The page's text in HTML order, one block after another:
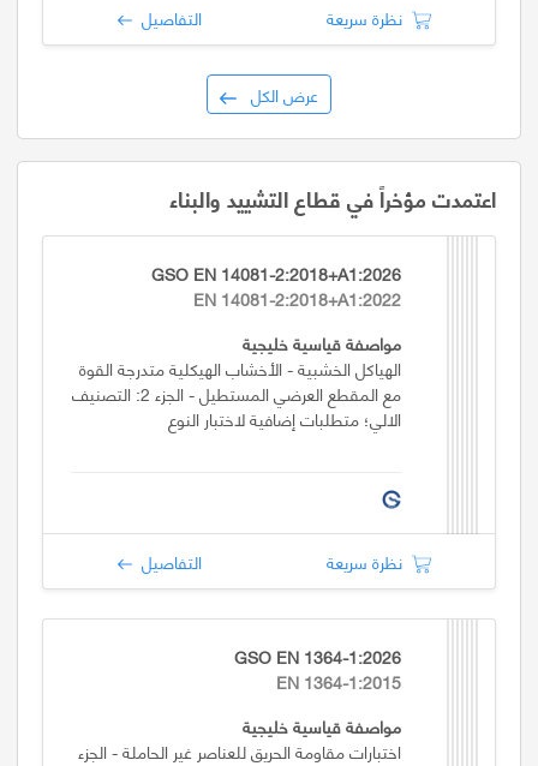
نظرة سريعة التفاصيل
عرض الكل
اعتمدت مؤخراً في قطاع التشييد والبناء
GSO EN 14081-2:2018+A1:2026
EN 14081-2:2018+A1:2022
مواصفة قياسية خليجية
الهياكل الخشبية - الأخشاب الهيكلية متدرجة القوة
مع المقطع العرضي المستطيل - الجزء 2: التصنيف
الالي؛ متطلبات إضافية لاختبار النوع
نظرة سريعة التفاصيل
GSO EN 1364-1:2026
EN 1364-1:2015
مواصفة قياسية خليجية
اختبارات مقاومة الحريق للعناصر غير الحاملة - الجزء